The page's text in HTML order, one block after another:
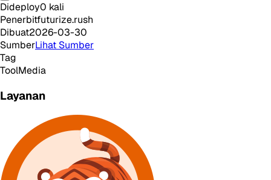
Dideploy0 kali
Penerbitfuturize.rush
Dibuat2026-03-30
SumberLihat Sumber
Tag
ToolMedia
Layanan